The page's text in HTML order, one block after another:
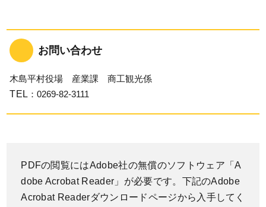
お問い合わせ
木島平村役場 産業課 商工観光係
TEL ：0269-82-3111
PDFの閲覧にはAdobe社の無償のソフトウェア「A
dobe Acrobat Reader」が必要です。下記のAdobe
Acrobat Readerダウンロードページから入手してく